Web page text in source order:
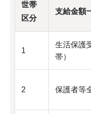
世帯
区分
支給金額
1
生活保護
帯）
2 保護者等